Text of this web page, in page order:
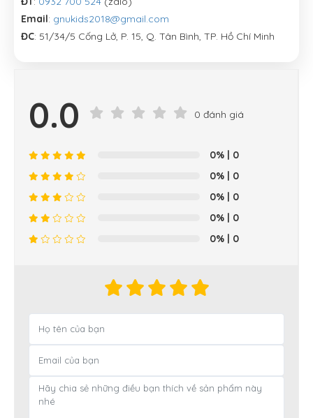
Email: gnukids2018@gmail.com
ĐC: 51/34/5 Cống Lở, P. 15, Q. Tân Bình, TP. Hồ Chí Minh
0.0 0 đánh giá
0% | 0
0% | 0
0% | 0
0% | 0
0% | 0